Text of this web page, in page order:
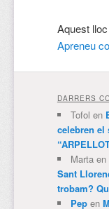
Aquest
Apreneu
DARRERS
Tofol en
celebren el
Martaen
Sant
trobam?
Pepen